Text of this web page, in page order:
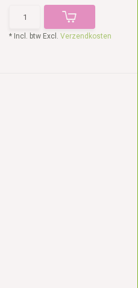
* Incl. btw Excl. Verzendkosten